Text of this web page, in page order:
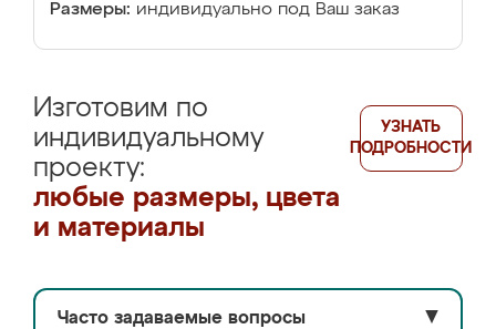
Размеры: индивидуально под Ваш заказ
Изготовим по
индивидуальному
проекту:
любые размеры, цвета
и материалы
УЗНАТЬ
ПОДРОБНОСТИ
Часто задаваемые вопросы ▼